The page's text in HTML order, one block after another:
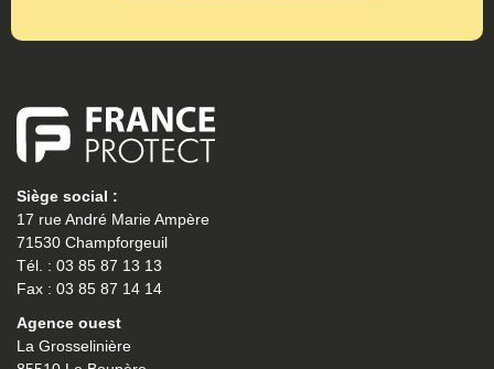
Siège social :
17 rue André Marie Ampère
71530 Champforgeuil
Tél. : 03 85 87 13 13
Fax : 03 85 87 14 14
Agence ouest
La Grosselinière